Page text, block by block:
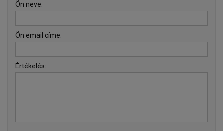
Ön neve:
Ön email címe:
Értékelés: